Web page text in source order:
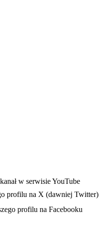
nowej karciew serwisie YouTube
profilu na X (dawniej Twitter)
nowej karcieprofilu na Facebooku